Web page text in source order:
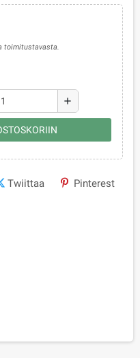
toimitustavasta.
add
Twiittaa Pinterest